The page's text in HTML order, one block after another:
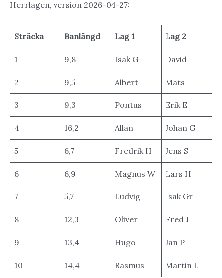
Herrlagen, version 2026-04-27:
Sträcka Banlängd Lag 1 Lag 2
1 9,8 Isak G David
2 9,5 Albert Mats
3 9,3 Pontus Erik E
4 16,2 Allan Johan G
5 6,7 Fredrik H Jens S
6 6,9 Magnus W Lars H
7 5,7 Ludvig Isak Gr
8 12,3 Oliver Fred J
9 13,4 Hugo Jan P
10 14,4 Rasmus Martin L